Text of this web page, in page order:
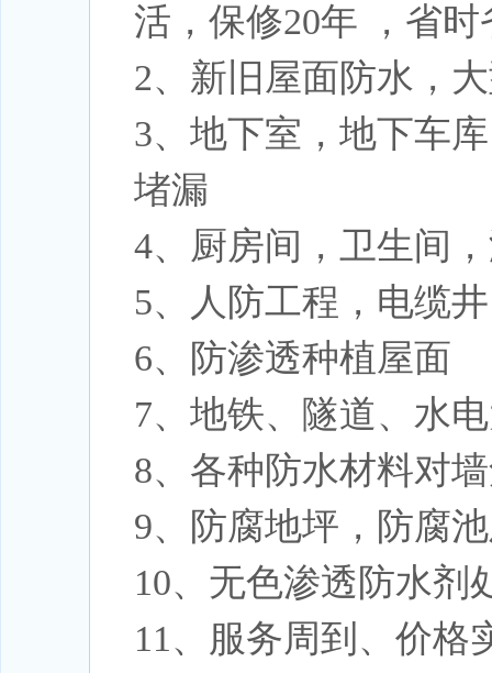
活，保修20年 ，省
2、新旧屋面防水，
3、地下室，地下车
堵漏
4、厨房间，卫生间
5、人防工程，电缆
6、防渗透种植屋面
7、地铁、隧道、水
8、各种防水材料对
9、防腐地坪，防腐
10、无色渗透防水剂
11、服务周到、价格